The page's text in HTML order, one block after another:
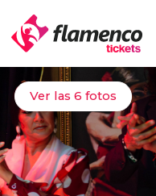
Ver las 6 fotos